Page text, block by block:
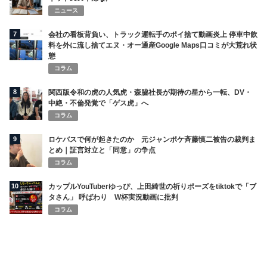
ニュース
7
会社の看板背負い、トラック運転手のポイ捨て動画炎上 停車中飲
料を外に流し捨てエヌ・オー通産Google Maps口コミが大荒れ状
態
コラム
8
関西版令和の虎の人気虎・森脇社長が期待の星から一転、DV・
中絶・不倫発覚で「ゲス虎」へ
コラム
9
ロケバスで何が起きたのか 元ジャンポケ斉藤慎二被告の裁判ま
とめ｜証言対立と「同意」の争点
コラム
10
カップルYouTuberゆっぴ、上田綺世の祈りポーズをtiktokで「ブ
タさん」 呼ばわり W杯実況動画に批判
コラム